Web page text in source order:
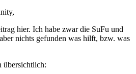
hier. Ich habe zwar die SuFu und
nichts gefunden was hilft, bzw. was
übersichtlich: